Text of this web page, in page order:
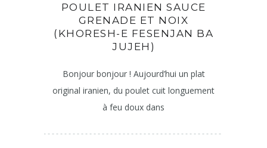
POULET IRANIEN SAUCE
GRENADE ET NOIX
(KHORESH-E FESENJAN BA
JUJEH)
Bonjour bonjour ! Aujourd’hui un plat
original iranien, du poulet cuit longuement
à feu doux dans